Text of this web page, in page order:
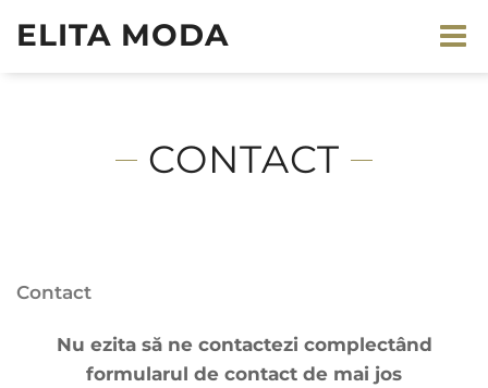
ELITA MODA
CONTACT
Contact
Nu ezita să ne contactezi complectând
formularul de contact de mai jos